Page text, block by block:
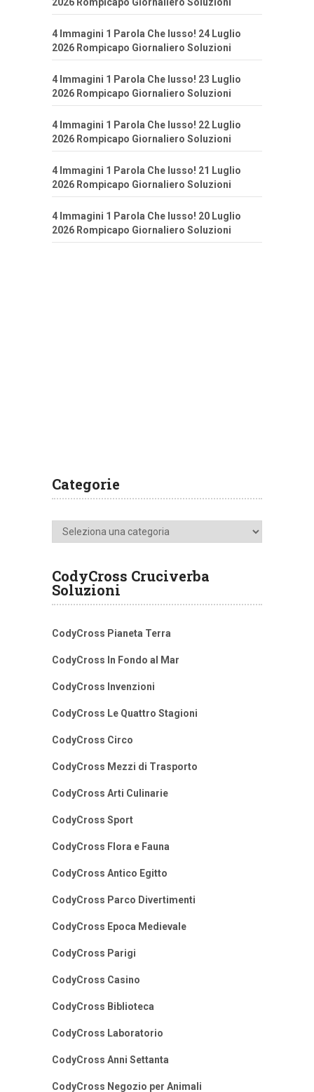
2026 Rompicapo Giornaliero Soluzioni
4 Immagini 1 Parola Che lusso! 24 Luglio
2026 Rompicapo Giornaliero Soluzioni
4 Immagini 1 Parola Che lusso! 23 Luglio
2026 Rompicapo Giornaliero Soluzioni
4 Immagini 1 Parola Che lusso! 22 Luglio
2026 Rompicapo Giornaliero Soluzioni
4 Immagini 1 Parola Che lusso! 21 Luglio
2026 Rompicapo Giornaliero Soluzioni
4 Immagini 1 Parola Che lusso! 20 Luglio
2026 Rompicapo Giornaliero Soluzioni
Categorie
Categorie
CodyCross Cruciverba
Soluzioni
CodyCross Pianeta Terra
CodyCross In Fondo al Mar
CodyCross Invenzioni
CodyCross Le Quattro Stagioni
CodyCross Circo
CodyCross Mezzi di Trasporto
CodyCross Arti Culinarie
CodyCross Sport
CodyCross Flora e Fauna
CodyCross Antico Egitto
CodyCross Parco Divertimenti
CodyCross Epoca Medievale
CodyCross Parigi
CodyCross Casino
CodyCross Biblioteca
CodyCross Laboratorio
CodyCross Anni Settanta
CodyCross Negozio per Animali